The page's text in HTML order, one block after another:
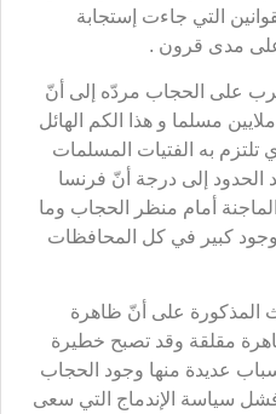
التي جاءت إستجابة
مدى قرون .
على الحجاب مردّه إلى أنّ
مسلما و هذا الكم الهائل
به الفتيات المسلمات
الحدود إلى درجة أنّ فرنسا
أمام منظر الحجاب وما
كبير في كل المحافظات
المذكورة على أنّ ظاهرة
مقلقة وقد تصبح خطيرة
عديدة منها وجود الحجاب
سياسة الإندماج التي سعى